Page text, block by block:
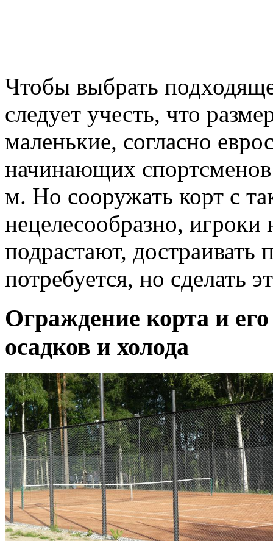
Чтобы выбрать
следует учесть, что
маленькие, согласно
начинающих
м. Но сооружать корт с
нецелесообразно,
подрастают, достраивать
потребуется, но сделать
Ограждение корта и
осадков и холода